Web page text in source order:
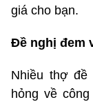
giá cho bạn.
Đề nghị đem
Nhiều thợ đề
hỏng về